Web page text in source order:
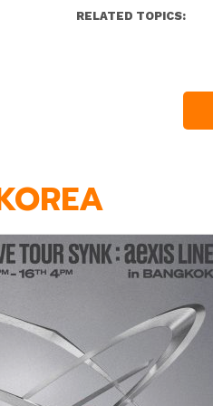
RELATED TOPICS: